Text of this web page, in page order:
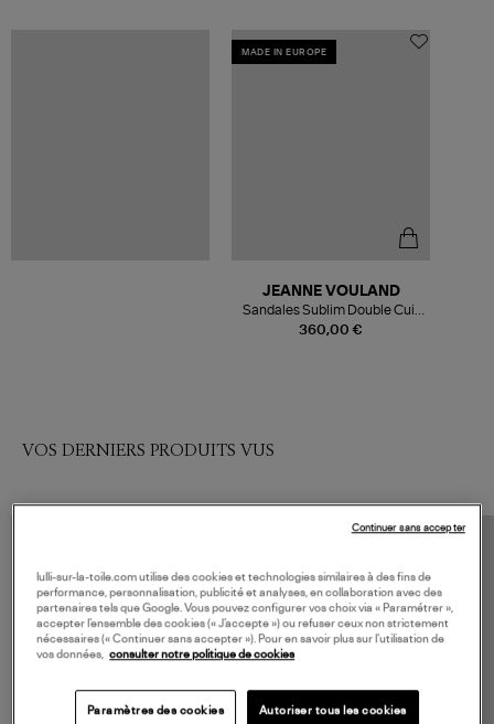
MADE IN EUROPE
360,00 €
JEANNE VOULAND
Sandales Sublim Double Cuir
Texturé Argenté
VOS DERNIERS PRODUITS VUS
lulli-sur-la-toile.com utilise des cookies et technologies similaires à des fins de
performance, personnalisation, publicité et analyses, en collaboration avec des
partenaires tels que Google. Vous pouvez configurer vos choix via « Paramétrer »,
accepter l’ensemble des cookies (« J’accepte ») ou refuser ceux non strictement
nécessaires (« Continuer sans accepter »). Pour en savoir plus sur l’utilisation de
vos données, consulter notre politique de cookies
Paramètres des cookies Autoriser tous les cookies
Continuer sans accepter